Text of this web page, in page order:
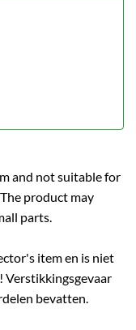
and not suitable for
product may
parts.
item en is niet
Verstikkingsgevaar
bevatten.